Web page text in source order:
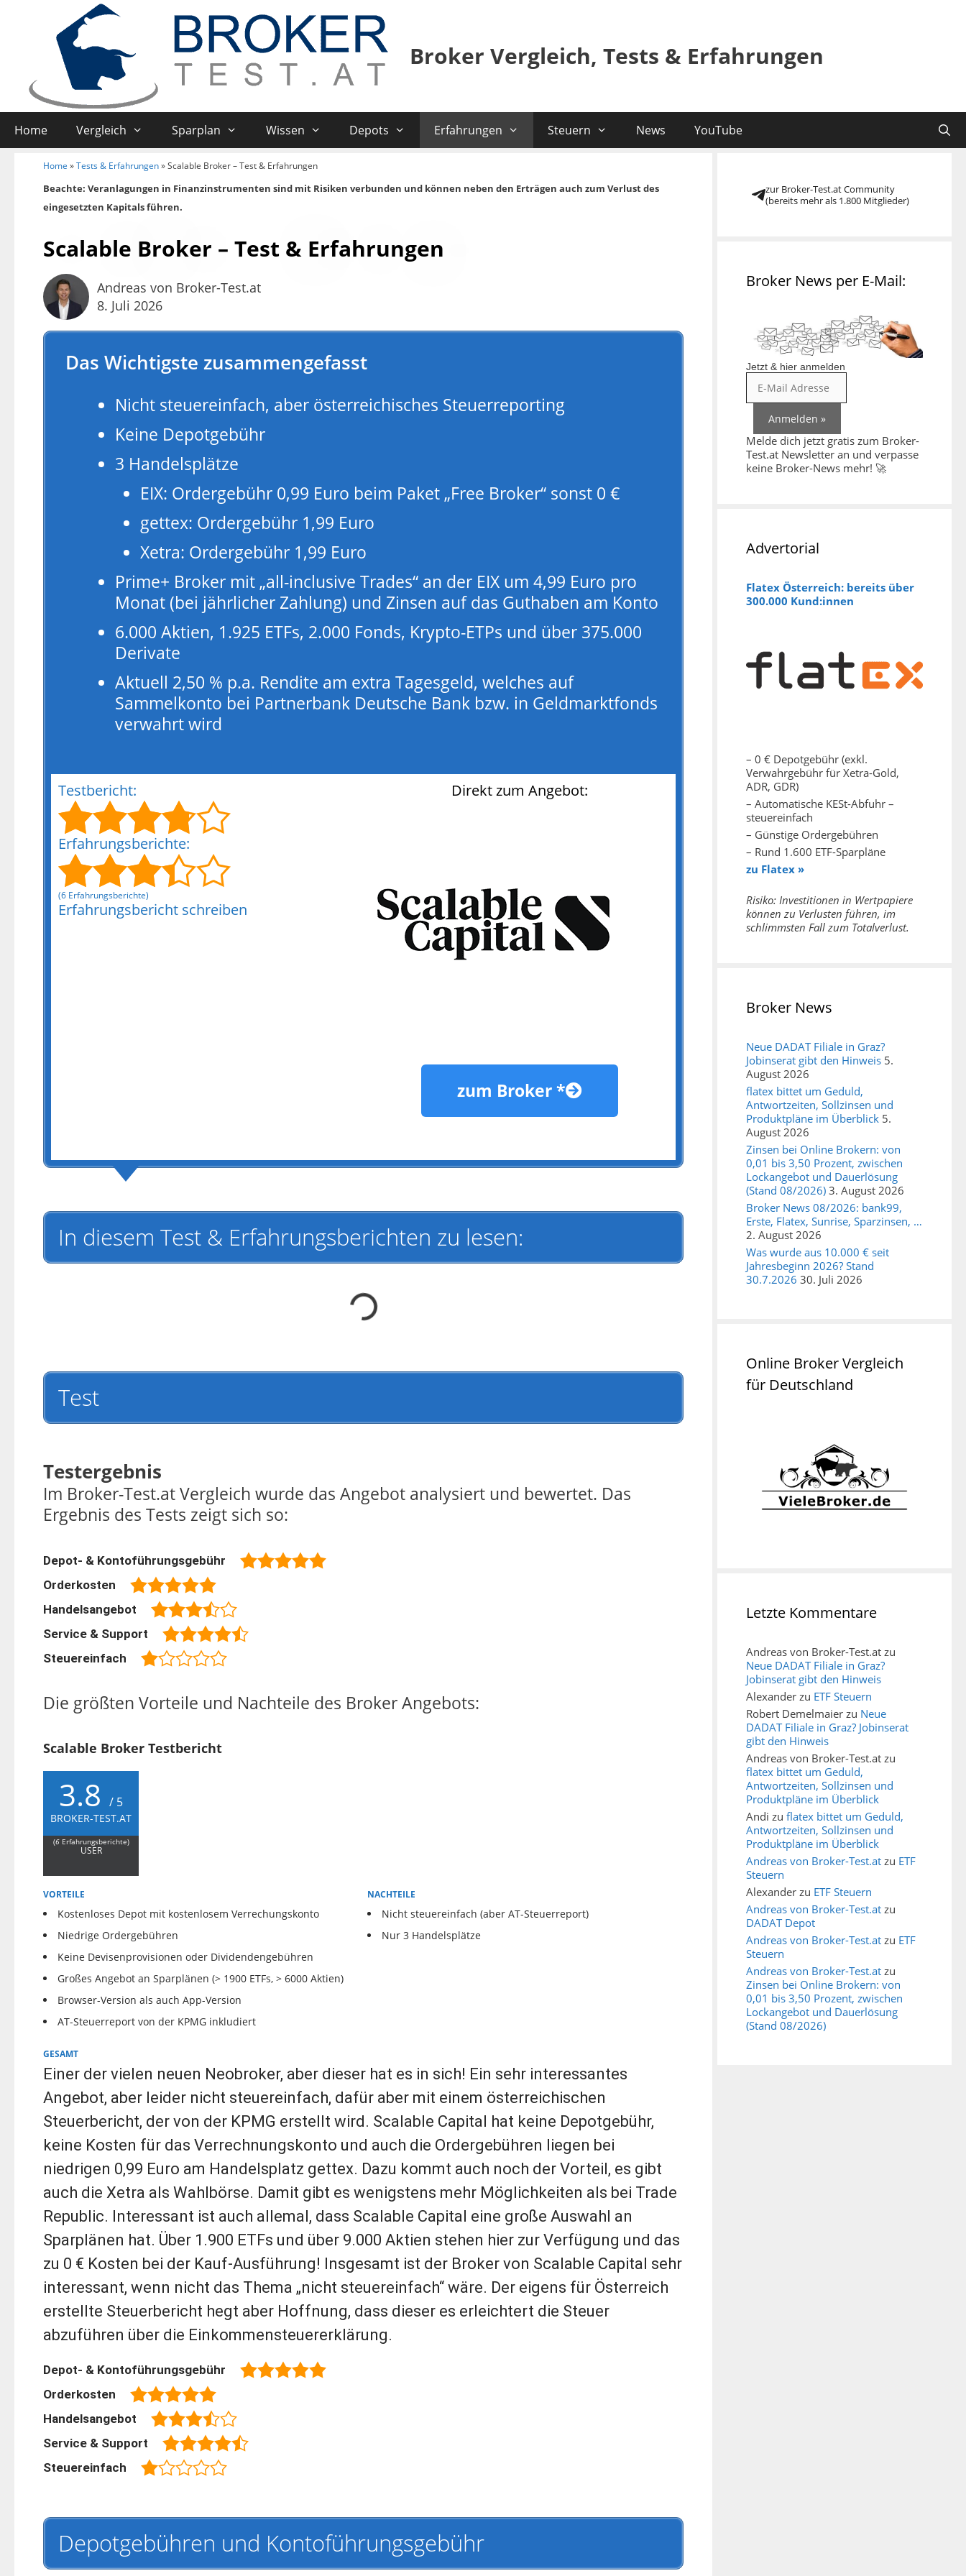
Broker Vergleich, Tests & Erfahrungen
Home Vergleich Sparplan Wissen Depots Erfahrungen Steuern News YouTube
Home »Tests & Erfahrungen»Scalable Broker – Test & Erfahrungen
Beachte: Veranlagungen in Finanzinstrumenten sind mit Risiken verbunden und können neben den Erträgen auch zum Verlust des
eingesetzten Kapitals führen.
Scalable Broker – Test & Erfahrungen
Andreas von Broker-Test.at
8. Juli 2026
Das Wichtigste zusammengefasst
Nicht steuereinfach, aber österreichisches Steuerreporting
Keine Depotgebühr
3 Handelsplätze
EIX: Ordergebühr 0,99 Euro beim Paket „Free Broker“ sonst 0 €
gettex: Ordergebühr 1,99 Euro
Xetra: Ordergebühr 1,99 Euro
Prime+ Broker mit „all-inclusive Trades“ an der EIX um 4,99 Euro pro
Monat (bei jährlicher Zahlung) und Zinsen auf das Guthaben am Konto
6.000 Aktien, 1.925 ETFs, 2.000 Fonds, Krypto-ETPs und über 375.000
Derivate
Aktuell 2,50 % p.a. Rendite am extra Tagesgeld, welches auf
Sammelkonto bei Partnerbank Deutsche Bank bzw. in Geldmarktfonds
verwahrt wird
Testbericht:
Erfahrungsberichte:
(6 Erfahrungsberichte)
Erfahrungsbericht schreiben
Direkt zum Angebot:
zum Broker *
In diesem Test & Erfahrungsberichten zu lesen:
Test
Testergebnis
Im Broker-Test.at Vergleich wurde das Angebot analysiert und bewertet. Das
Ergebnis des Tests zeigt sich so:
Depot- & Kontoführungsgebühr
Orderkosten
Handelsangebot
Service & Support
Steuereinfach
Die größten Vorteile und Nachteile des Broker Angebots:
Scalable Broker Testbericht
3.8 / 5
BROKER-TEST.AT
(6Erfahrungsberichte)
USER
VORTEILE
Kostenloses Depot mit kostenlosem Verrechungskonto
Niedrige Ordergebühren
Keine Devisenprovisionen oder Dividendengebühren
Großes Angebot an Sparplänen (> 1900 ETFs, > 6000 Aktien)
Browser-Version als auch App-Version
AT-Steuerreport von der KPMG inkludiert
NACHTEILE
Nicht steuereinfach (aber AT-Steuerreport)
Nur 3 Handelsplätze
GESAMT
Einer der vielen neuen Neobroker, aber dieser hat es in sich! Ein sehr interessantes
Angebot, aber leider nicht steuereinfach, dafür aber mit einem österreichischen
Steuerbericht, der von der KPMG erstellt wird. Scalable Capital hat keine Depotgebühr,
keine Kosten für das Verrechnungskonto und auch die Ordergebühren liegen bei
niedrigen 0,99 Euro am Handelsplatz gettex. Dazu kommt auch noch der Vorteil, es gibt
auch die Xetra als Wahlbörse. Damit gibt es wenigstens mehr Möglichkeiten als bei Trade
Republic. Interessant ist auch allemal, dass Scalable Capital eine große Auswahl an
Sparplänen hat. Über 1.900 ETFs und über 9.000 Aktien stehen hier zur Verfügung und das
zu 0 € Kosten bei der Kauf-Ausführung! Insgesamt ist der Broker von Scalable Capital sehr
interessant, wenn nicht das Thema „nicht steuereinfach“ wäre. Der eigens für Österreich
erstellte Steuerbericht hegt aber Hoffnung, dass dieser es erleichtert die Steuer
abzuführen über die Einkommensteuererklärung.
Depot- & Kontoführungsgebühr
Orderkosten
Handelsangebot
Service & Support
Steuereinfach
Depotgebühren und Kontoführungsgebühr
zur Broker-Test.at Community
(bereits mehr als 1.800 Mitglieder)
Broker News per E-Mail:
Jetzt & hier anmelden
Melde dich jetzt gratis zum Broker-
Test.at Newsletter an und verpasse
keine Broker-News mehr! 🚀
Advertorial
Flatex Österreich: bereits über
300.000 Kund:innen
– 0 € Depotgebühr (exkl.
Verwahrgebühr für Xetra-Gold,
ADR, GDR)
– Automatische KESt-Abfuhr –
steuereinfach
– Günstige Ordergebühren
– Rund 1.600 ETF-Sparpläne
zu Flatex »
Risiko: Investitionen in Wertpapiere
können zu Verlusten führen, im
schlimmsten Fall zum Totalverlust.
Broker News
Neue DADAT Filiale in Graz?
Jobinserat gibt den Hinweis 5.
August 2026
flatex bittet um Geduld,
Antwortzeiten, Sollzinsen und
Produktpläne im Überblick 5.
August 2026
Zinsen bei Online Brokern: von
0,01 bis 3,50 Prozent, zwischen
Lockangebot und Dauerlösung
(Stand 08/2026) 3. August 2026
Broker News 08/2026: bank99,
Erste, Flatex, Sunrise, Sparzinsen, …
2. August 2026
Was wurde aus 10.000 € seit
Jahresbeginn 2026? Stand
30.7.2026 30. Juli 2026
Online Broker Vergleich
für Deutschland
Letzte Kommentare
Andreas von Broker-Test.at zu
Neue DADAT Filiale in Graz?
Jobinserat gibt den Hinweis
Alexander zu ETF Steuern
Robert Demelmaier zu Neue
DADAT Filiale in Graz? Jobinserat
gibt den Hinweis
Andreas von Broker-Test.at zu
flatex bittet um Geduld,
Antwortzeiten, Sollzinsen und
Produktpläne im Überblick
Andi zu flatex bittet um Geduld,
Antwortzeiten, Sollzinsen und
Produktpläne im Überblick
Andreas von Broker-Test.at zu ETF
Steuern
Alexander zu ETF Steuern
Andreas von Broker-Test.at zu
DADAT Depot
Andreas von Broker-Test.at zu ETF
Steuern
Andreas von Broker-Test.at zu
Zinsen bei Online Brokern: von
0,01 bis 3,50 Prozent, zwischen
Lockangebot und Dauerlösung
(Stand 08/2026)